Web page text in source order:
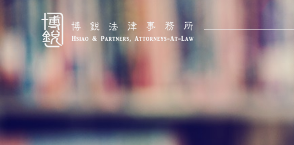
主
要
容